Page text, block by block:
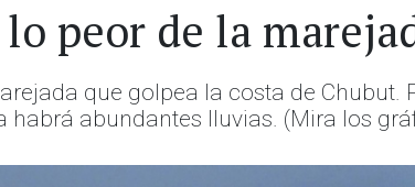
peor de la
que golpea la costa de Chubut.
habrá abundantes lluvias. (Mira los